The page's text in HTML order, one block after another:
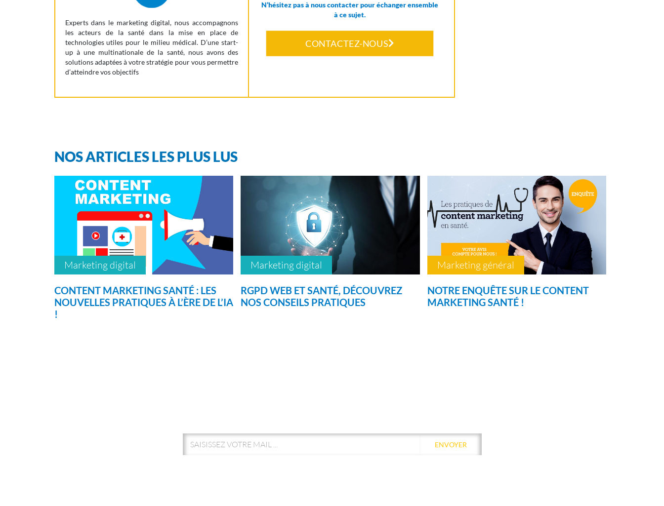
Experts dans le marketing digital, nous accompagnons
les acteurs de la santé dans la mise en place de
technologies utiles pour le milieu médical. D’une start-
up à une multinationale de la santé, nous avons des
solutions adaptées à votre stratégie pour vous permettre
d’atteindre vos objectifs
N’hésitez pas à nous contacter pour échanger ensemble
à ce sujet.
CONTACTEZ-NOUS
NOS ARTICLES LES PLUS LUS
Marketing digital
CONTENT MARKETING SANTÉ : LES
NOUVELLES PRATIQUES À L’ÈRE DE L’IA
!
Marketing digital
RGPD WEB ET SANTÉ, DÉCOUVREZ
NOS CONSEILS PRATIQUES
Marketing général
NOTRE ENQUÊTE SUR LE CONTENT
MARKETING SANTÉ !
ENVOYER